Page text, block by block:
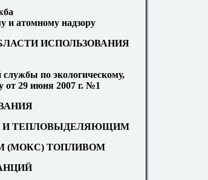
и атомному надзору
ИСПОЛЬЗОВАНИЯ
по экологическому,
от 29 июня 2007 г. №1
И ТЕПЛОВЫДЕЛЯЮЩИМ
(МОКС) ТОПЛИВОМ